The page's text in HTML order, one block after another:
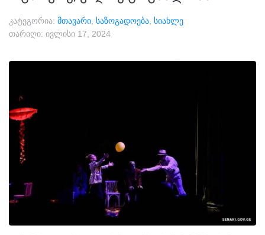
კატეგორია: მთავარი საზოგადოება სიახლე
თარიღი: ივლისი 17, 2024